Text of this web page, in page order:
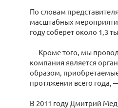
По словам
масштабных
году соберет около 1,3
— Кроме того, мы
компания является
образом,
протяжении всего года,
В 2011 году Дмитрий